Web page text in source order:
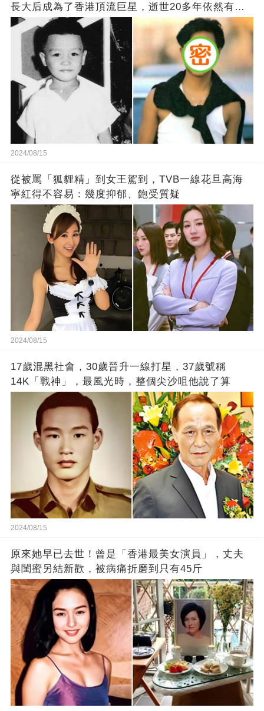
長大后成為了香港頂流巨星，逝世20多年依然有千
萬粉絲紀念他！
2024/08/15
從被罵「狐貍精」到女王駕到，TVB一線花旦高海
寧紅得不容易：幾度抑郁、飽受質疑
2024/08/15
17歲混黑社會，30歲晉升一線打星，37歲號稱
14K「戰神」，最風光時，整個尖沙咀他說了算
2024/08/15
原來她早已去世！曾是「香港最美女演員」，丈夫
與閨蜜另結新歡，被病痛折磨到只有45斤